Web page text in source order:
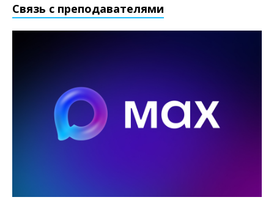
Связь с преподавателями